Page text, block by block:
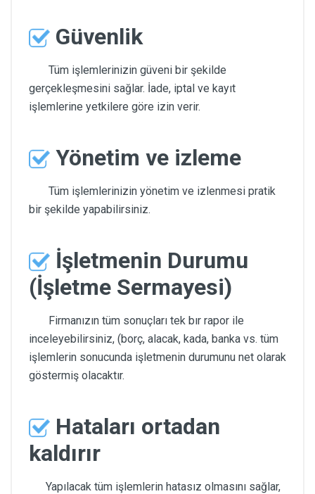
Güvenlik
Tüm işlemlerinizin güveni bir şekilde
gerçekleşmesini sağlar. İade, iptal ve kayıt
işlemlerine yetkilere göre izin verir.
Yönetim ve izleme
Tüm işlemlerinizin yönetim ve izlenmesi pratik
bir şekilde yapabilirsiniz.
İşletmenin Durumu
(İşletme Sermayesi)
Firmanızın tüm sonuçları tek bır rapor ile
inceleyebilirsiniz, (borç, alacak, kada, banka vs. tüm
işlemlerin sonucunda işletmenin durumunu net olarak
göstermiş olacaktır.
Hataları ortadan
kaldırır
Yapılacak tüm işlemlerin hatasız olmasını sağlar,